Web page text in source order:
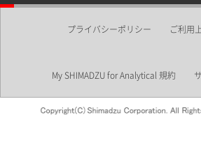
プライバシーポリシー ご利用
My SHIMADZU for Analytical 規約